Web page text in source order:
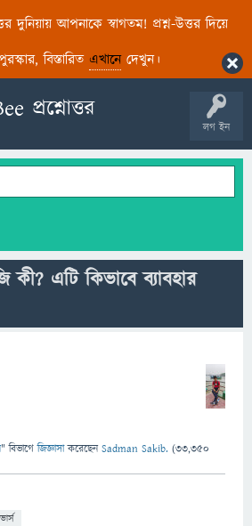
দুনিয়ায় আপনাকে স্বাগতম! প্রশ্ন-উত্তর দিয়ে
বিস্তারিত এখানেদেখুন।
লগ ইন
কী? এটি কিভাবে ব্যাবহার
" বিভাগে জিজ্ঞাসাকরেছেনSadman Sakib. (33,350